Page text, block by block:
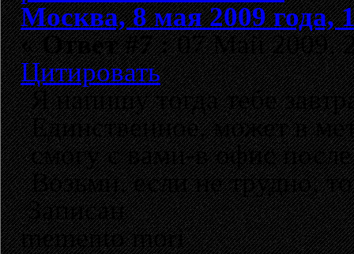
Москва, 8 мая 2009 года,
«Ответ #7 :07 Май 2009,
Цитировать
Я напишу тогда тебе
Единственное, может в
смогу с вами-в офис
Возьми, если не трудно,
Записан
memento mori